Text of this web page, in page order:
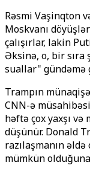
Rəsmi Vaşinqton
Moskvanı
çalışırlar, lakin
Əksinə, o, bir
suallar" gündəmə
Trampın
CNN-ə
həftə çox yaxşı
düşünür. Donald
razılaşmanın
mümkün olduğuna